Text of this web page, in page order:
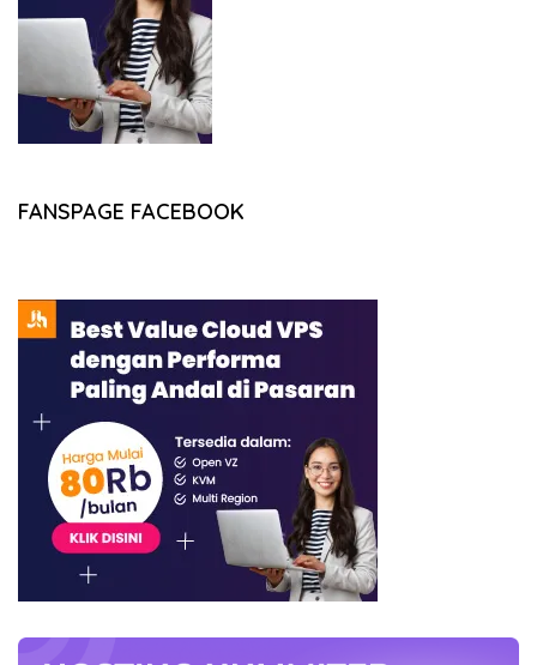
FANSPAGE FACEBOOK